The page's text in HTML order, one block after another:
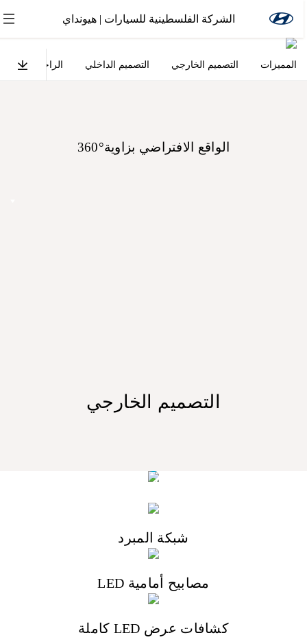
الشركة الفلسطينية للسيارات | هيونداي
المميزات التصميم الخارجي التصميم الداخلي الراحة
الواقع الافتراضي بزاوية°360
التصميم الخارجي
التصميم الأمامي
شبكة المبرد
مصابيح أمامية LED
كشافات عرض LED كاملة